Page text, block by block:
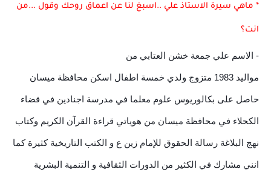
* ماهي سيرة الاستاذ علي ..اسبغ لنا عن اعماق روحك وقول ...من
انت؟
- الاسم علي جمعة خشن العتابي من
مواليد 1983 متزوج ولدي خمسة اطفال اسكن محافظة ميسان
حاصل على بكالوريوس علوم معلما في مدرسة اجنادين في قضاء
الكحلاء في محافظة ميسان من هوياتي قراءة القرآن الكريم وكتاب
نهج البلاغة رسالة الحقوق للإمام زين ع و الكتب التاريخية كثيرة كما
انني مشارك في الكثير من الدورات الثقافية و التنمية البشرية